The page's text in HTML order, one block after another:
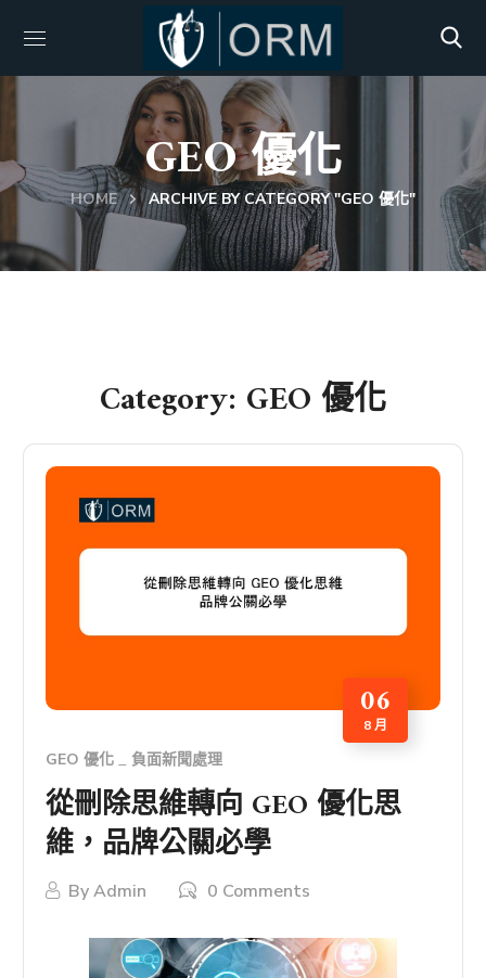
GEO 優化
HOME ARCHIVE BY CATEGORY "GEO 優化"
Category: GEO 優化
06
8 月
GEO 優化 負面新聞處理
從刪除思維轉向 GEO 優化思
維，品牌公關必學
ByAdmin 0 Comments